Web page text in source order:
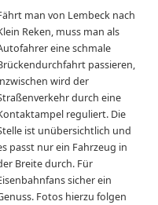
man von Lembeck nach
Reken, muss man als
eine schmale
passieren,
wird der
durch eine
reguliert. Die
ist unübersichtlich und
passt nur ein Fahrzeug in
Breite durch. Für
sicher ein
Fotos hierzu folgen